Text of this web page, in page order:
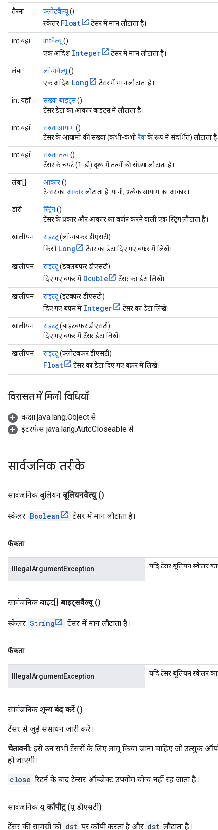
तैरना फ्लोटवैल्यू()
स्केलर Float टेंसर में मान लौटाता है।
int यहाँ intवैल्यू()
एक अदिश Integer टेंसर में मान लौटाता है।
लंबा लॉन्गवैल्यू()
एक अदिश Long टेंसर में मान लौटाता है।
int यहाँ संख्या बाइट्स()
टेंसर डेटा का आकार बाइट्स में लौटाता है।
int यहाँ संख्याआयाम()
टेंसर के आयामों की संख्या (कभी-कभीरैंकके रूप में संदर्भित) लौटाता
int यहाँ संख्या तत्व()
टेंसर के चपटे (1-डी) दृश्य में तत्वों की संख्या लौटाता है।
लंबा[] आकार()
टेन्सर काआकारलौटाता है, यानी, प्रत्येक आयाम का आकार।
डोरी स्ट्रिंग()
टेंसर के प्रकार और आकार का वर्णन करने वाली एक स्ट्रिंग लौटाता है।
खालीपन राइटटू(लॉन्गबफर डीएसटी)
किसी Long टेंसर का डेटा दिए गए बफ़र में लिखें।
खालीपन राइटटू(डबलबफर डीएसटी)
दिए गए बफ़र में Double टेंसर का डेटा लिखें।
खालीपन राइटटू(इंटबफर डीएसटी)
दिए गए बफ़र में Integer टेंसर का डेटा लिखें।
खालीपन राइटटू(बाइटबफर डीएसटी)
दिए गए बफ़र में टेंसर डेटा लिखें।
खालीपन राइटटू(फ्लोटबफर डीएसटी)
Float टेंसर का डेटा दिए गए बफ़र में लिखें।
विरासत में मिली विधियाँ
कक्षा java.lang.Object से
इंटरफ़ेस java.lang.AutoCloseable से
सार्वजनिक तरीके
सार्वजनिक बूलियन बूलियनवैल्यू ()
स्केलर Boolean टेंसर में मान लौटाता है।
फेंकता
IllegalArgumentException यदि टेंसर बूलियन स्केलर का
सार्वजनिक बाइट[] बाइट्सवैल्यू ()
स्केलर String टेंसर में मान लौटाता है।
फेंकता
IllegalArgumentException यदि टेंसर बूलियन स्केलर का
सार्वजनिक शून्य बंद करें ()
टेंसर से जुड़े संसाधन जारी करें।
चेतावनी: इसे उन सभी टेंसरों के लिए लागू किया जाना चाहिए जो उत्सुक
हो जाएगी।
close रिटर्न के बाद टेन्सर ऑब्जेक्ट उपयोग योग्य नहीं रह जाता है।
सार्वजनिक यू कॉपीटू (यू डीएसटी)
टेंसर की सामग्री को dst पर कॉपी करता है और dst लौटाता है।